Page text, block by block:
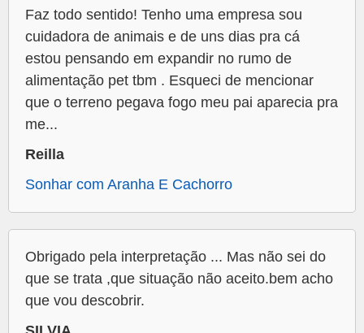
Faz todo sentido! Tenho uma empresa sou
cuidadora de animais e de uns dias pra cá
estou pensando em expandir no rumo de
alimentação pet tbm . Esqueci de mencionar
que o terreno pegava fogo meu pai aparecia pra
me...
Reilla
Sonhar com Aranha E Cachorro
Obrigado pela interpretação ... Mas não sei do
que se trata ,que situação não aceito.bem acho
que vou descobrir.